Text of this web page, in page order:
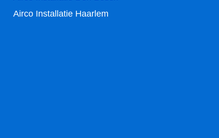
Airco Installatie Haarlem